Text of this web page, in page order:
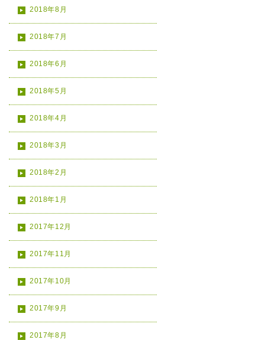
2018年8月
2018年7月
2018年6月
2018年5月
2018年4月
2018年3月
2018年2月
2018年1月
2017年12月
2017年11月
2017年10月
2017年9月
2017年8月